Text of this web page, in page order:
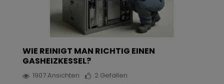
WIE REINIGT MAN RICHTIG EINEN
GASHEIZKESSEL?
1907Ansichten 2 Gefallen